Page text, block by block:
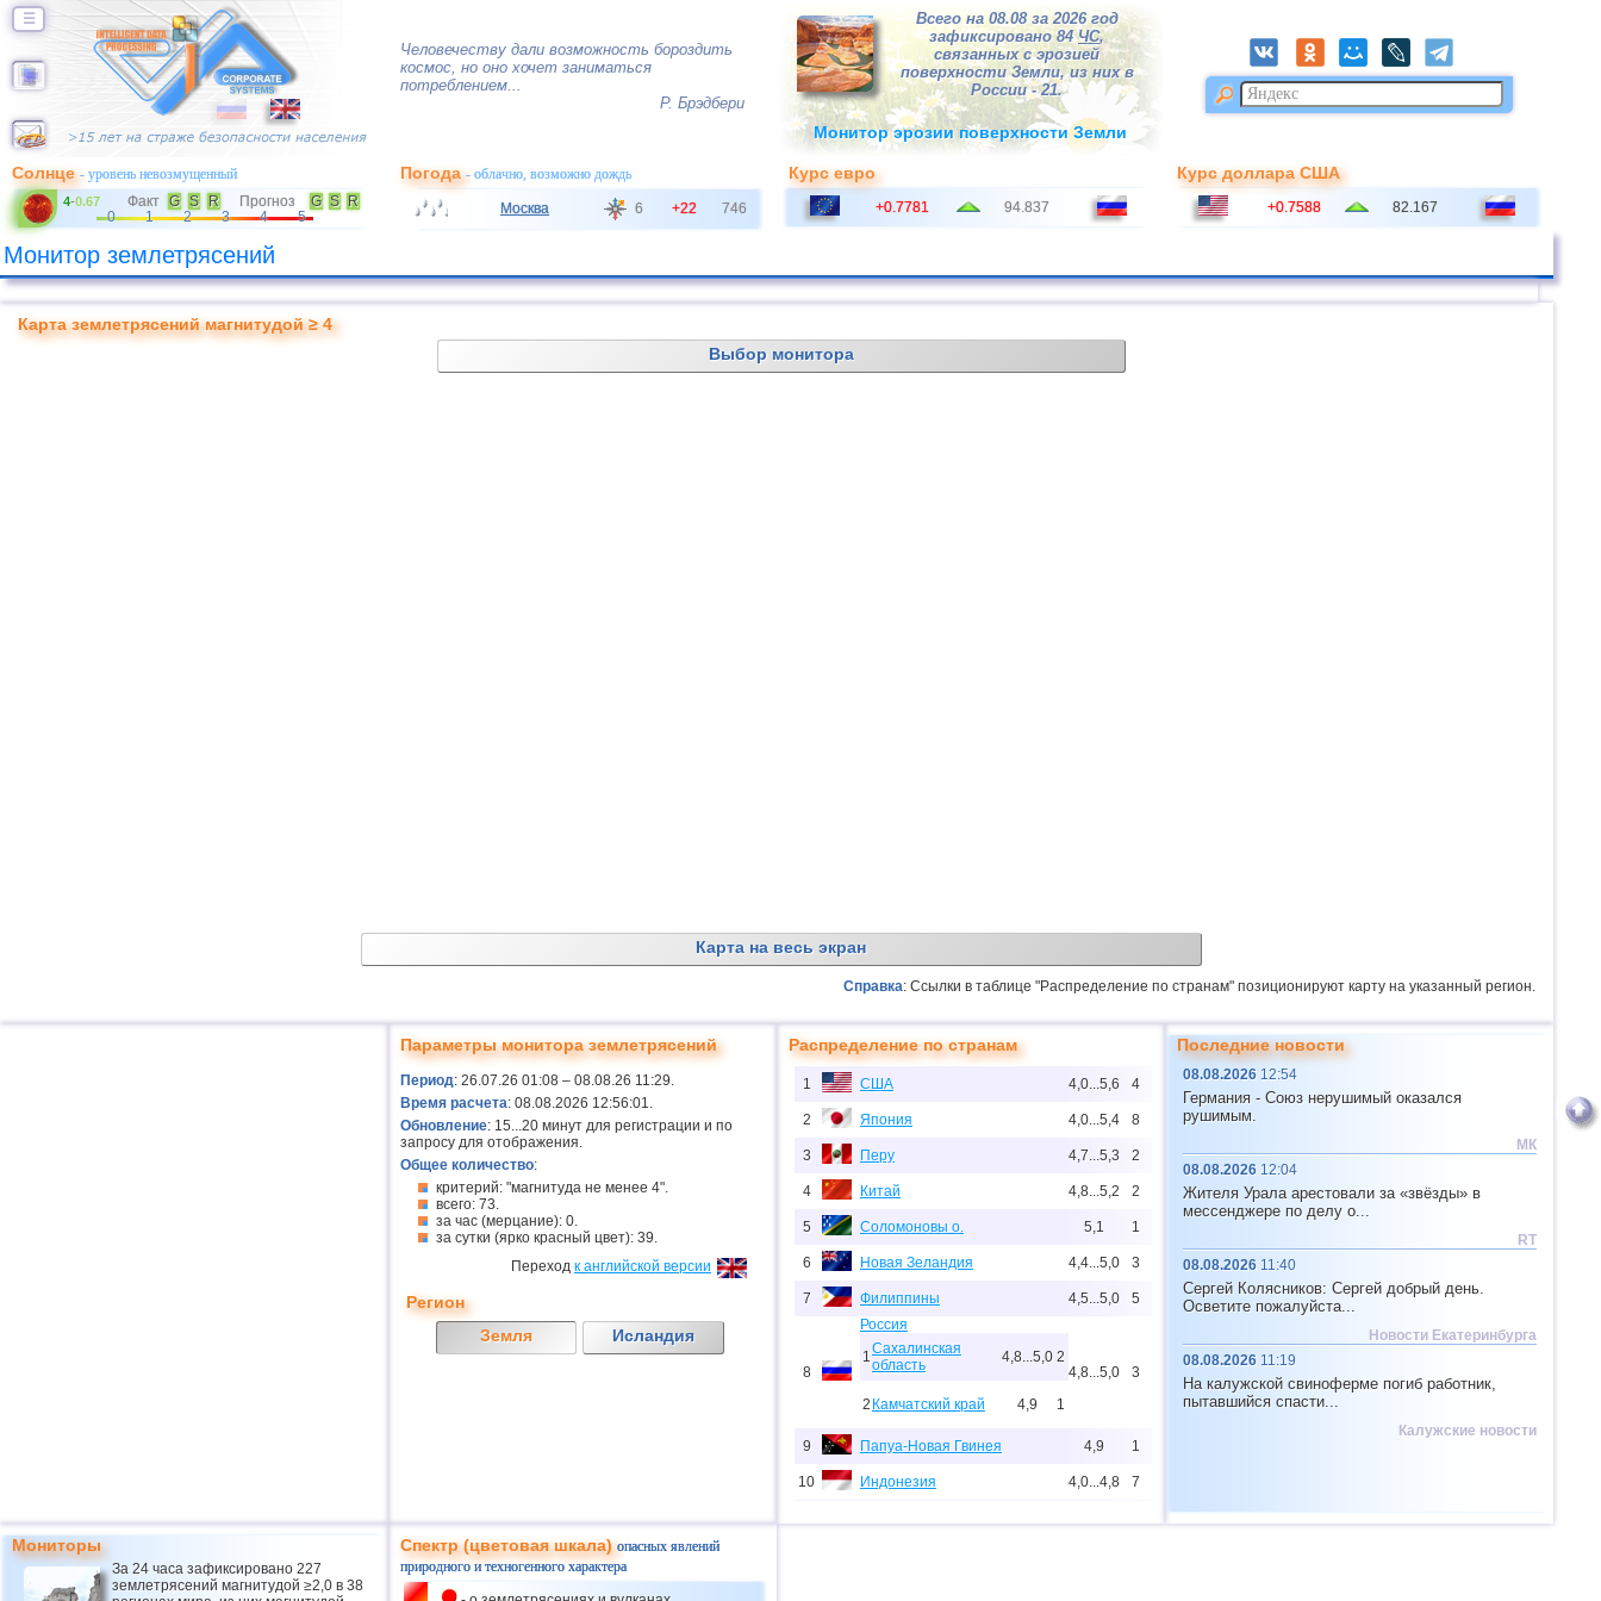
☰
Человечеству дали возможность бороздить
космос, но оно хочет заниматься
потреблением...
Р. Брэдбери
Всего на 08.08 за 2026 год
зафиксировано 84ЧС,
связанных с эрозией
поверхности Земли, из них в
России - 21.
Монитор эрозии поверхности Земли
Солнце- уровень невозмущенный
4-0.67 Факт G S R Прогноз G S
R
0
1 2 3 4 5
Погода- облачно, возможно дождь
Москва 6 +22 746
Курс евро
+0.7781 94.837
Курс доллара США
+0.7588 82.167
Монитор землетрясений
Карта землетрясений магнитудой ≥ 4
Выбор монитора
Карта на весь экран
Справка: Ссылки в таблице "Распределение по странам" позиционируют карту на указанный регион.
Параметры монитора землетрясений
Период: 26.07.26 01:08 – 08.08.26 11:29.
Время расчета: 08.08.2026 12:56:01.
Обновление: 15...20 минут для регистрации и по
запросу для отображения.
Общее количество:
критерий: "магнитуда не менее 4".
всего: 73.
за час (мерцание): 0.
за сутки (ярко красный цвет): 39.
Переход к английской версии
Регион
Земля
Исландия
Распределение по странам
1 США 4,0...5,6 4
2 Япония 4,0...5,4 8
3 Перу 4,7...5,3 2
4 Китай 4,8...5,2 2
5 Соломоновы о. 5,1 1
6 Новая Зеландия 4,4...5,0 3
7 Филиппины 4,5...5,0 5
8
Россия
1Сахалинская
область
4,8...5,0 2
2 Камчатский край 4,9 1
4,8...5,0 3
9 Папуа-Новая Гвинея 4,9 1
10 Индонезия 4,0...4,8 7
Последние новости
08.08.2026 12:54
Германия - Союз нерушимый оказался
рушимым.
МК
08.08.2026 12:04
Жителя Урала арестовали за «звёзды» в
мессенджере по делу о...
RT
08.08.2026 11:40
Сергей Колясников: Сергей добрый день.
Осветите пожалуйста...
Новости Екатеринбурга
08.08.2026 11:19
На калужской свиноферме погиб работник,
пытавшийся спасти...
Калужские новости
Мониторы
За 24 часа зафиксировано 227
землетрясений магнитудой ≥2,0 в 38
Спектр (цветовая шкала)опасных явлений
природного и техногенного характера